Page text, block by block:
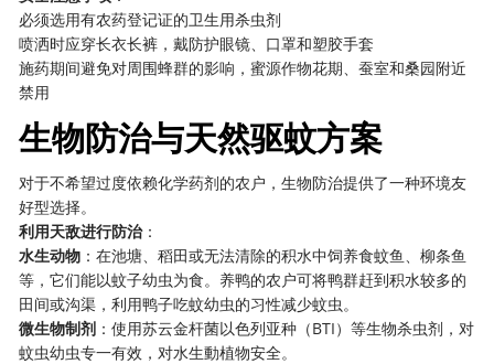
必须选用有农药登记证的卫生用杀虫剂
喷洒时应穿长衣长裤，戴防护眼镜、口罩和塑胶手套
施药期间避免对周围蜂群的影响，蜜源作物花期、蚕室和桑园附近
禁用
生物防治与天然驱蚊方案
对于不希望过度依赖化学药剂的农户，生物防治提供了一种环境友
好型选择。
利用天敌进行防治：
水生动物 ：在池塘、稻田或无法清除的积水中饲养食蚊鱼、柳条鱼
等，它们能以蚊子幼虫为食。养鸭的农户可将鸭群赶到积水较多的
田间或沟渠，利用鸭子吃蚊幼虫的习性减少蚊虫。
微生物制剂 ：使用苏云金杆菌以色列亚种（BTI）等生物杀虫剂，对
蚊虫幼虫专一有效，对水生動植物安全。